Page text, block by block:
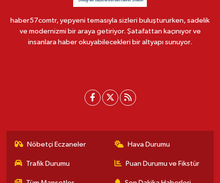
haber57comtr, yepyeni temasıyla sizleri buluştururken, sadelik
ve modernizmi bir araya getiriyor. Şatafattan kaçınıyor ve
insanlara haber okuyabilecekleri bir altyapı sunuyor.
Nöbetçi Eczaneler Hava Durumu
Trafik Durumu Puan Durumu ve Fikstür